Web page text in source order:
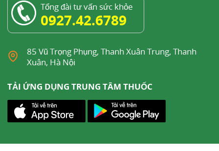
Tổng đài tư vấn sức khỏe
0927.42.6789
85 Vũ Trọng Phụng, Thanh Xuân Trung, Thanh
Xuân, Hà Nội
TẢI ỨNG DỤNG TRUNG TÂM THUỐC